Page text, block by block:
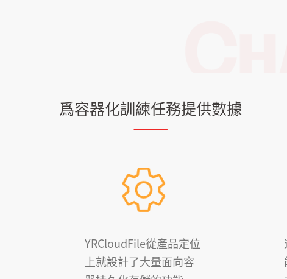
爲容器化訓練任務提供數據
YRCloudFile從產品定位
上就設計了大量面向容